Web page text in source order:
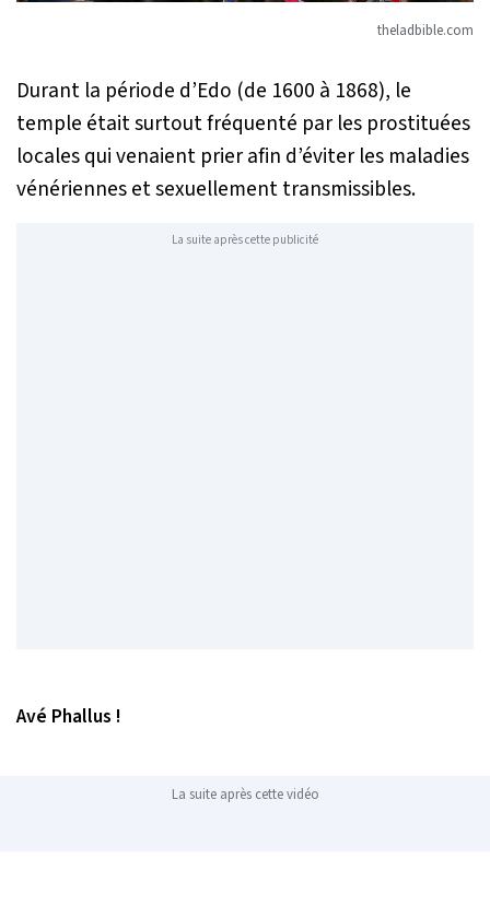
theladbible.com
Durant la période d’Edo (de 1600 à 1868), le
temple était surtout fréquenté par les prostituées
locales qui venaient prier afin d’éviter les maladies
vénériennes et sexuellement transmissibles.
La suite après cette publicité
Avé Phallus !
La suite après cette vidéo